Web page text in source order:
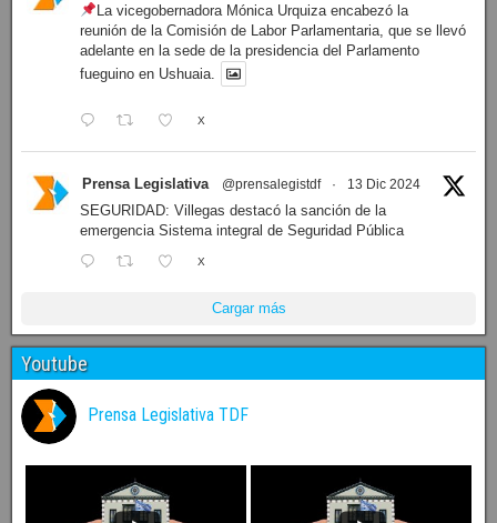
La vicegobernadora Mónica Urquiza encabezó la
reunión de la Comisión de Labor Parlamentaria, que se llevó
adelante en la sede de la presidencia del Parlamento
fueguino en Ushuaia.
X
Prensa Legislativa @prensalegistdf · 13 Dic 2024
SEGURIDAD: Villegas destacó la sanción de la
emergencia Sistema integral de Seguridad Pública
X
Cargar más
Youtube
Prensa Legislativa TDF